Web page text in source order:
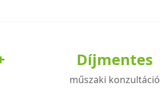
Díjmentes
műszaki konzultáció